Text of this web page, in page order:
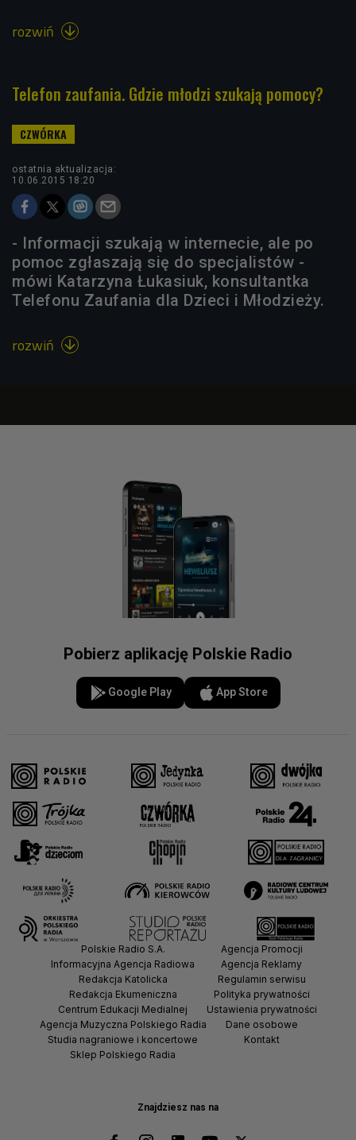
rozwiń 
Telefon zaufania. Gdzie młodzi szukają pomocy?
ostatnia aktualizacja:
10.06.2015 18:20
- Informacji szukają w internecie, ale po
pomoc zgłaszają się do specjalistów -
mówi Katarzyna Łukasiuk, konsultantka
Telefonu Zaufania dla Dzieci i Młodzieży.
rozwiń 
Pobierz aplikację Polskie Radio
Google Play App Store
Znajdziesz nas na
Polskie Radio S.A.
Informacyjna Agencja Radiowa
Redakcja Katolicka
Redakcja Ekumeniczna
Centrum Edukacji Medialnej
Agencja Muzyczna Polskiego Radia
Studia nagraniowe i koncertowe
Sklep Polskiego Radia
Agencja Promocji
Agencja Reklamy
Regulamin serwisu
Polityka prywatności
Ustawienia prywatności
Dane osobowe
Kontakt